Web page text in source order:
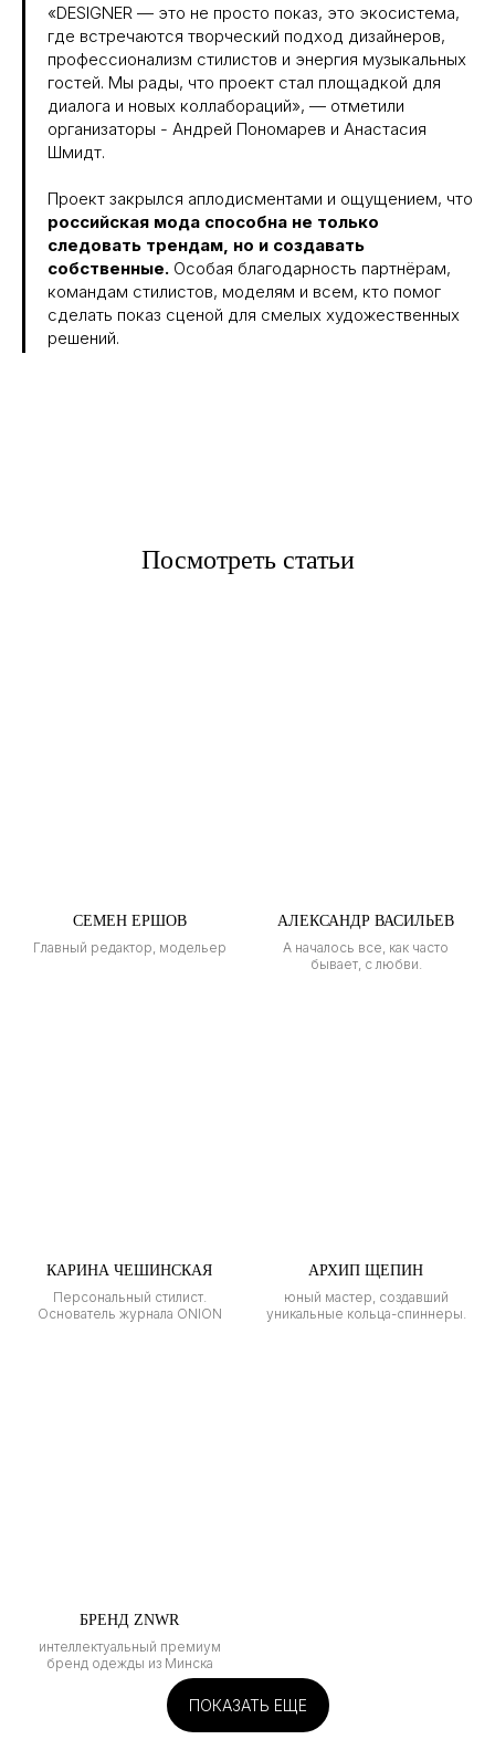
«DESIGNER — это не просто показ, это экосистема,
где встречаются творческий подход дизайнеров,
профессионализм стилистов и энергия музыкальных
гостей. Мы рады, что проект стал площадкой для
диалога и новых коллабораций», — отметили
организаторы - Андрей Пономарев и Анастасия
Шмидт.
Проект закрылся аплодисментами и ощущением, что
российская мода способна не только
следовать трендам, но и создавать
собственные. Особая благодарность партнёрам,
командам стилистов, моделям и всем, кто помог
сделать показ сценой для смелых художественных
решений.
Посмотреть статьи
СЕМЕН ЕРШОВ
Главный редактор, модельер
АЛЕКСАНДР ВАСИЛЬЕВ
А началось все, как часто
бывает, с любви.
КАРИНА ЧЕШИНСКАЯ
Персональный стилист.
Основатель журнала ONION
АРХИП ЩЕПИН
юный мастер, создавший
уникальные кольца-спиннеры.
БРЕНД ZNWR
интеллектуальный премиум
бренд одежды из Минска
ПОКАЗАТЬ ЕЩЕ